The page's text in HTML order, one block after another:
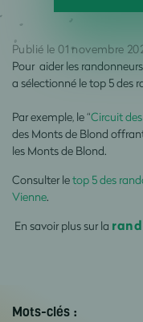
Publié le 01 novembre
Pour aider les
a sélectionné le top 5 des
Par exemple, le “Circuit
des Monts de Blond
les Monts de Blond.
Consulter letop 5 des
Vienne.
En savoir plus sur la
Mots-clés :